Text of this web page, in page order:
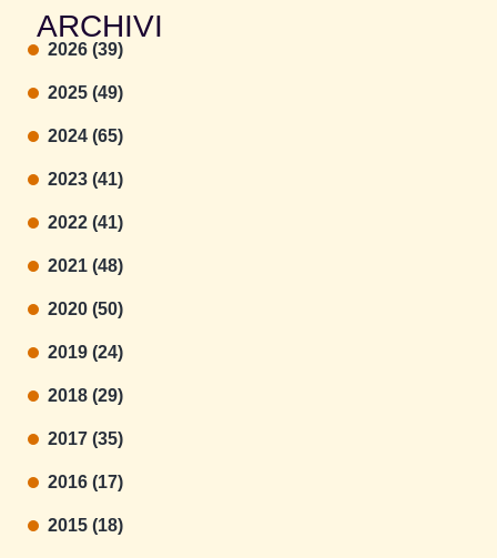
ARCHIVI
2026 (39)
2025 (49)
2024 (65)
2023 (41)
2022 (41)
2021 (48)
2020 (50)
2019 (24)
2018 (29)
2017 (35)
2016 (17)
2015 (18)